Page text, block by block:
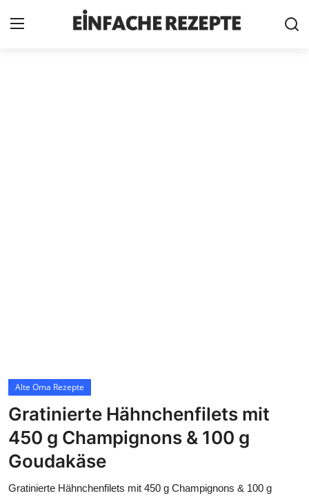
Alte Oma Rezepte
Gratinierte Hähnchenfilets mit
450 g Champignons & 100 g
Goudakäse
Gratinierte Hähnchenfilets mit 450 g Champignons & 100 g